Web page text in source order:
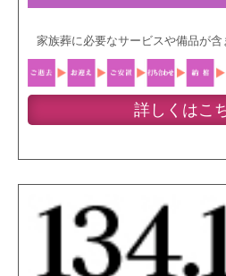
家族葬に必要なサービスや備品が含
詳しくはこ